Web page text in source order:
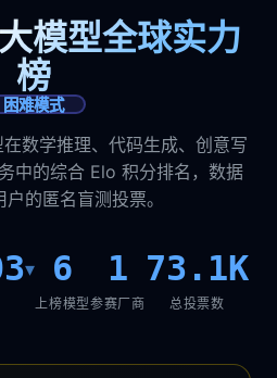
模型全球实力
榜
困难模式
数学推理、代码生成、创意写
中的综合 Elo 积分排名，数据
的匿名盲测投票。
▾ 6
上榜模型
1
参赛厂商
73.1K
总投票数